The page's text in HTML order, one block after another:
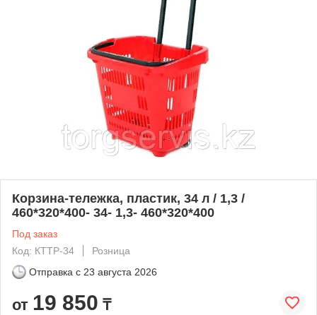
Корзина-тележка, пластик, 34 л / 1,3 /
460*320*400- 34- 1,3- 460*320*400
Под заказ
Код: КТТР-34
Розница
Отправка с 23 августа 2026
от 19 850 ₸